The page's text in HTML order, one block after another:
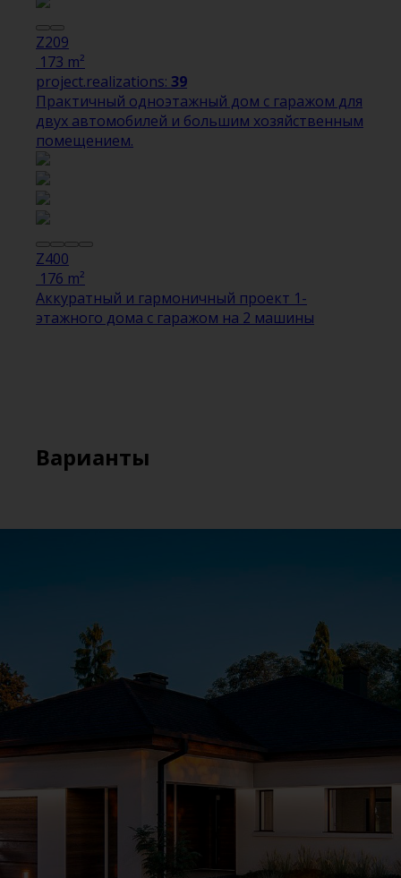
Z209
173 m²
project.realizations: 39
Практичный одноэтажный дом с гаражом для
двух автомобилей и большим хозяйственным
помещением.
Z400
176 m²
Аккуратный и гармоничный проект 1-
этажного дома с гаражом на 2 машины
Варианты